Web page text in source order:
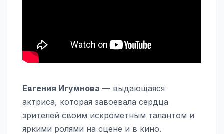
Евгения Игумнова — выдающаяся
актриса, которая завоевала сердца
зрителей своим искрометным талантом и
яркими ролями на сцене и в кино.